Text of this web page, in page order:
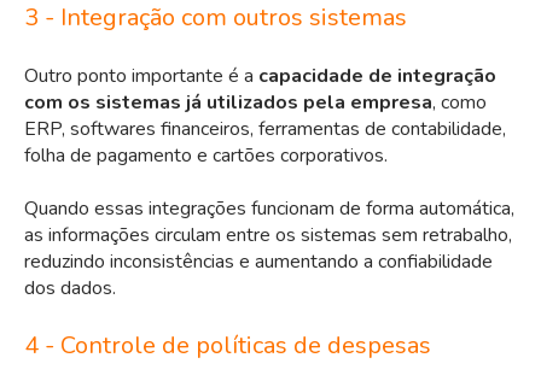
3 - Integração com outros sistemas
Outro ponto importante é a capacidade de integração
com os sistemas já utilizados pela empresa, como
ERP, softwares financeiros, ferramentas de contabilidade,
folha de pagamento e cartões corporativos.
Quando essas integrações funcionam de forma automática,
as informações circulam entre os sistemas sem retrabalho,
reduzindo inconsistências e aumentando a confiabilidade
dos dados.
4 - Controle de políticas de despesas